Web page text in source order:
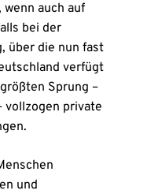
wenn auch auf
bei der
über die nun fast
verfügt
Sprung –
vollzogen private
und